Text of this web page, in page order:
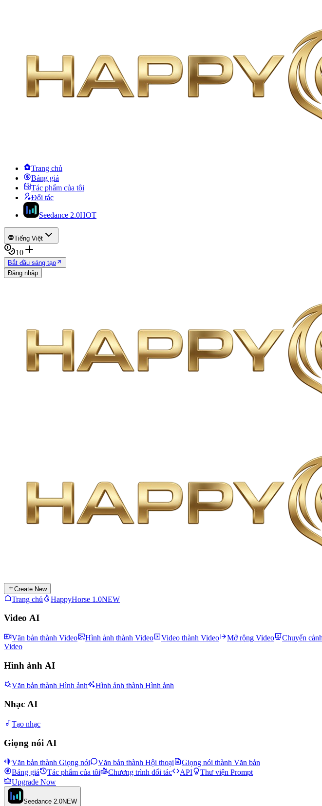
Trang chủ
Bảng giá
Tác phẩm của tôi
Đối tác
Seedance 2.0HOT
Tiếng Việt
10
Bắt đầu sáng tạo
Đăng nhập
Create New
Trang chủ HappyHorse 1.0NEW
Video AI
Văn bản thành Video Hình ảnh thành Video Video thành Video Mở rộng Video Chuyển
Video
Hình ảnh AI
Văn bản thành Hình ảnh Hình ảnh thành Hình ảnh
Nhạc AI
Tạo nhạc
Giọng nói AI
Văn bản thành Giọng nói Văn bản thành Hội thoại
Giọng nói thành Văn bản
Bảng giá
Tác phẩm của tôi Chương trình đối tác API
Thư viện Prompt
Upgrade Now
Seedance 2.0NEW